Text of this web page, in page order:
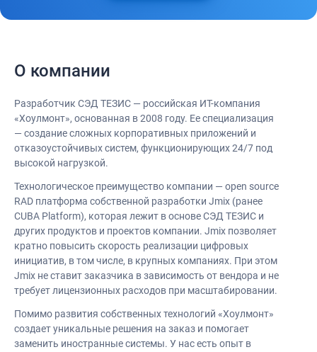
О компании
Разработчик СЭД ТЕЗИС — российская ИТ-компания
«Хоулмонт», основанная в 2008 году. Ее специализация
— создание сложных корпоративных приложений и
отказоустойчивых систем, функционирующих 24/7 под
высокой нагрузкой.
Технологическое преимущество компании — open source
RAD платформа собственной разработки Jmix (ранее
CUBA Platform), которая лежит в основе СЭД ТЕЗИС и
других продуктов и проектов компании. Jmix позволяет
кратно повысить скорость реализации цифровых
инициатив, в том числе, в крупных компаниях. При этом
Jmix не ставит заказчика в зависимость от вендора и не
требует лицензионных расходов при масштабировании.
Помимо развития собственных технологий «Хоулмонт»
создает уникальные решения на заказ и помогает
заменить иностранные системы. У нас есть опыт в